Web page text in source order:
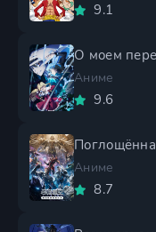
9.1
О моем
Аниме
9.6
Аниме
8.7